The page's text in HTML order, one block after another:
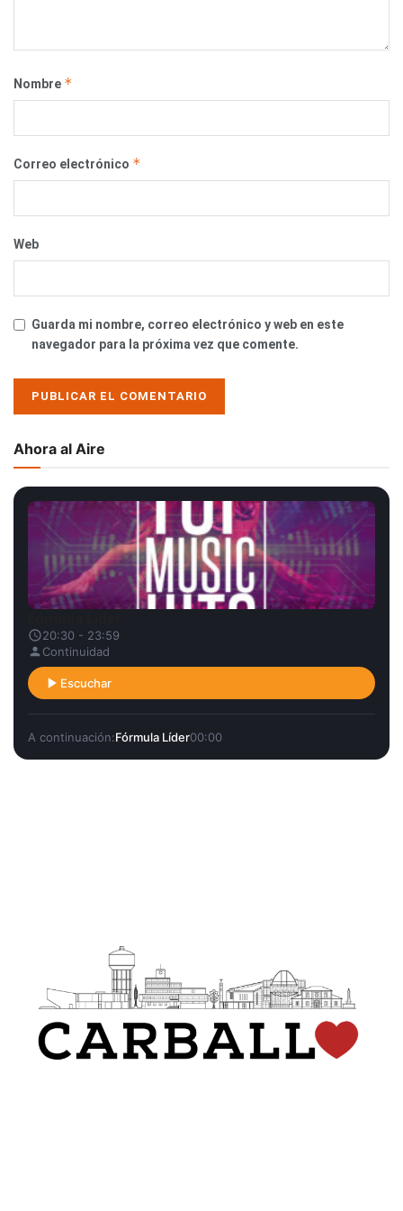
Nombre *
Correo electrónico *
Web
Guarda mi nombre, correo electrónico y web en este
navegador para la próxima vez que comente.
Ahora al Aire
20:30 - 23:59
Continuidad
Escuchar
A continuación:Fórmula Líder00:00